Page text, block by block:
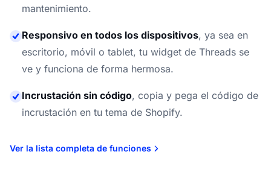
mantenimiento.
Responsivo en todos los dispositivos, ya sea en
escritorio, móvil o tablet, tu widget de Threads se
ve y funciona de forma hermosa.
Incrustación sin código, copia y pega el código de
incrustación en tu tema de Shopify.
Ver la lista completa de funciones